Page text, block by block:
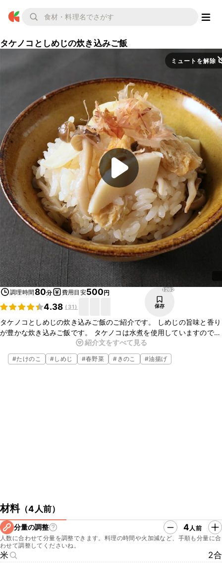
タケノコとしめじの炊き込みご飯
ミュートを解除
調理時間80分 費用目安500円
4.38 ( 31)
1262
保存
タケノコとしめじの炊き込みご飯のご紹介です。 しめじの旨味と香り
が豊かな炊き込みご飯です。 タケノコは水煮を使用していますので、
下処理いらずで簡単に出来ますよ。材料も味付けもシンプルですの
で、是非作ってみてくださいね。
紹介文をすべて見る
#たけのこ #しめじ #春野菜 # きのこ #油揚げ
材料（4人前）
分量の調整 4人前
人数に合わせて分量を調整できます。料理の時間や火加減など、手順も分量に合
わせて調整してくださいね。
米
2合